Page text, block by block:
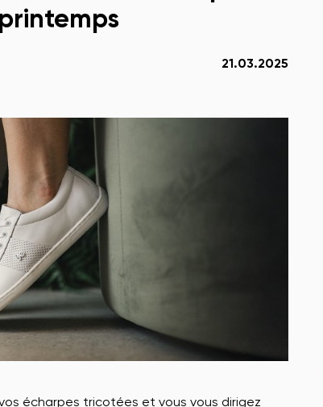
21.03.2025
écharpes tricotées et vous vous dirigez